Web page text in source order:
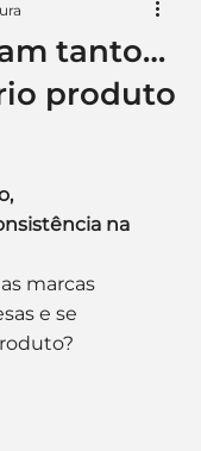
tanto…
produto
na
marcas
e se